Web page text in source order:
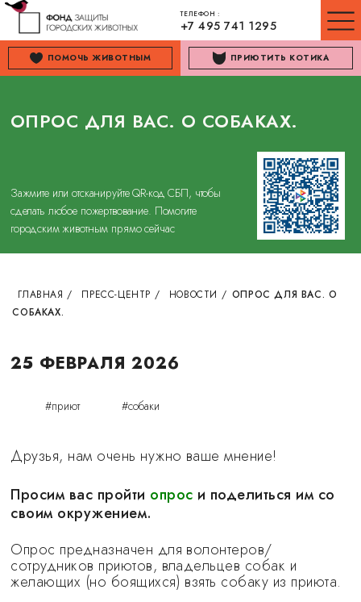
ТЕЛЕФОН :
+7 495 741 1295
ПОМОЧЬ ЖИВОТНЫМ ПРИЮТИТЬ КОТИКА
ОПРОС ДЛЯ ВАС. О СОБАКАХ.
Зажмите или отсканируйте QR-код СБП, чтобы
сделать любое пожертвование. Помогите
городским животным прямо сейчас
ГЛАВНАЯ / ПРЕСС-ЦЕНТР / НОВОСТИ / ОПРОС ДЛЯ ВАС. О
СОБАКАХ.
25 ФЕВРАЛЯ 2026
#приют #собаки
Друзья, нам очень нужно ваше мнение!
Просим вас пройти опрос и поделиться им со
своим окружением.
Опрос предназначен для волонтеров/
сотрудников приютов, владельцев собак и
желающих (но боящихся) взять собаку из приюта.